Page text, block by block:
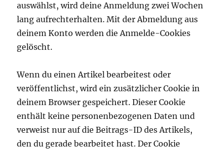
auswählst, wird deine Anmeldung zwei Wochen
lang aufrechterhalten. Mit der Abmeldung aus
deinem Konto werden die Anmelde-Cookies
gelöscht.
Wenn du einen Artikel bearbeitest oder
veröffentlichst, wird ein zusätzlicher Cookie in
deinem Browser gespeichert. Dieser Cookie
enthält keine personenbezogenen Daten und
verweist nur auf die Beitrags-ID des Artikels,
den du gerade bearbeitet hast. Der Cookie